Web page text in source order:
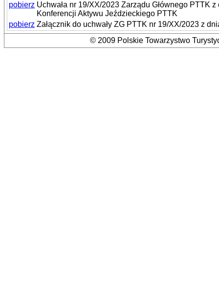
pobierz Uchwała nr 19/XX/2023 Zarządu Głównego PTTK
Konferencji Aktywu Jeździeckiego PTTK
pobierz Załącznik do uchwały ZG PTTK nr 19/XX/2023 z
© 2009 Polskie Towarzystwo